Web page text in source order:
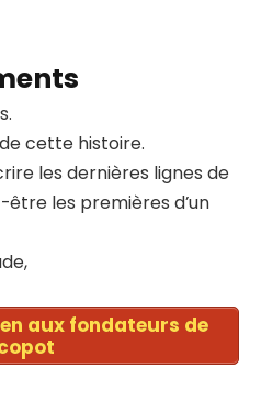
cette histoire.
les dernières lignes de
les premières d’un
aux fondateurs de